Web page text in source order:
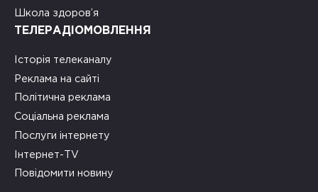
Школа здоров’я
ТЕЛЕРАДІОМОВЛЕННЯ
Історія телеканалу
Реклама на сайті
Політична реклама
Соціальна реклама
Послуги інтернету
Інтернет-TV
Повідомити новину